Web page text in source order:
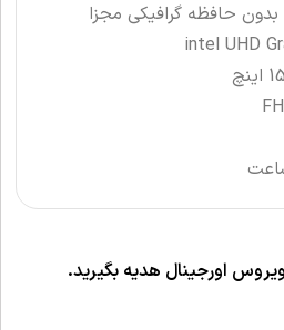
بدون حافظه گرافیکی مجزا
اورجینال هدیه بگیرید.